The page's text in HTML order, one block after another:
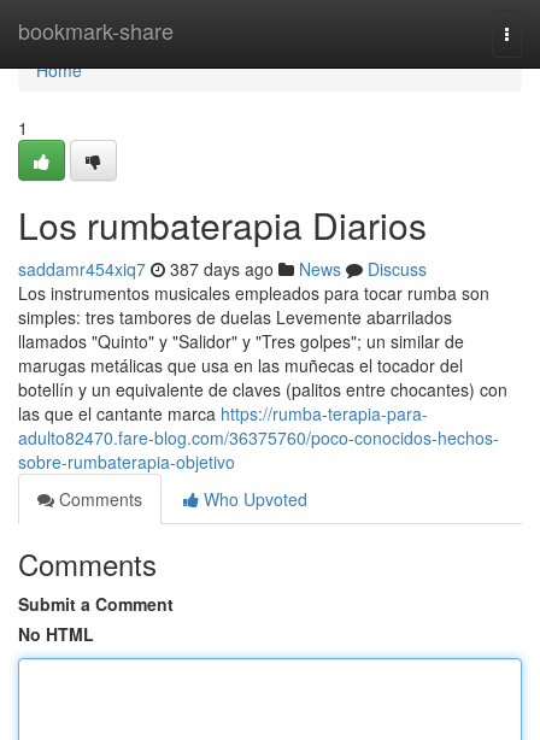
bookmark-share
Home
Home
1
Los rumbaterapia Diarios
saddamr454xiq7 387 days ago News
Discuss
Los instrumentos musicales empleados para tocar rumba son
simples: tres tambores de duelas Levemente abarrilados
llamados "Quinto" y "Salidor" y "Tres golpes"; un similar de
marugas metálicas que usa en las muñecas el tocador del
botellín y un equivalente de claves (palitos entre chocantes) con
las que el cantante marca https://rumba-terapia-para-
adulto82470.fare-blog.com/36375760/poco-conocidos-hechos-
sobre-rumbaterapia-objetivo
Comments
Who Upvoted
Comments
Submit a Comment
No HTML